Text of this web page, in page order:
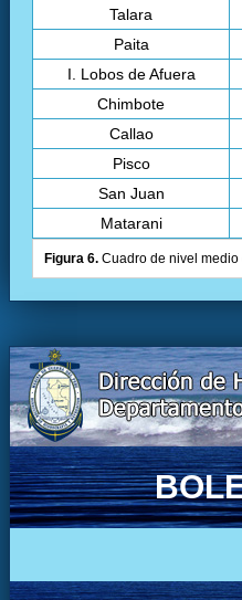
Talara
Paita
I. Lobos de Afuera
Chimbote
Callao
Pisco
San Juan
Matarani
Figura 6. Cuadro de nivel